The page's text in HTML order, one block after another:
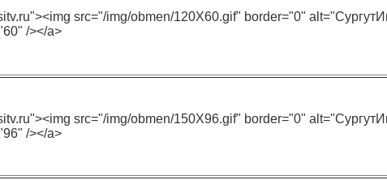
src="/img/obmen/120X60.gif" border="0"
/></a>
src="/img/obmen/150X96.gif" border="0"
/></a>